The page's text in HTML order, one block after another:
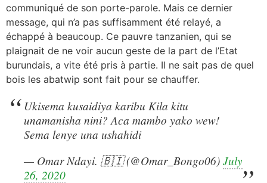
communiqué de son porte-parole. Mais ce dernier
message, qui n’a pas suffisamment été relayé, a
échappé à beaucoup. Ce pauvre tanzanien, qui se
plaignait de ne voir aucun geste de la part de l’Etat
burundais, a vite été pris à partie. Il ne sait pas de quel
bois les abatwip sont fait pour se chauffer.
Ukisema kusaidiya karibu Kila kitu
unamanisha nini? Aca mambo yako wew!
Sema lenye una ushahidi
— Omar Ndayi. 🇧🇮 (@Omar_Bongo06)July
26, 2020